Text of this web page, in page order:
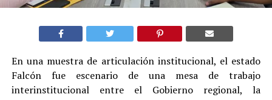
En una muestra de articulación institucional, el estado
Falcón fue escenario de una mesa de trabajo
interinstitucional entre el Gobierno regional, la